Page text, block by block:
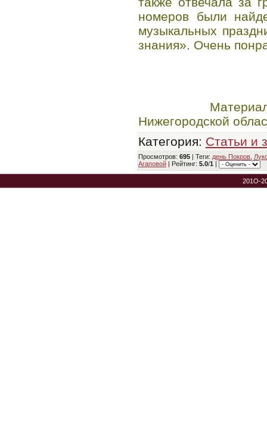
номеров были
музыкальных
знания». Очень
Материал
Нижегородской
Категория: Статьи и
Просмотров: 695 | Теги: день Покров
Агаповой | Рейтинг: 5.0/1 |
201O-